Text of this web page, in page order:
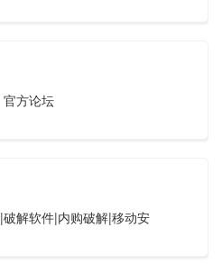
方论坛
解软件|内购破解|移动安